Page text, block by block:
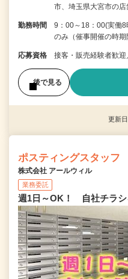
市、埼玉県大宮市の
勤務時間
9：00～18：00(実
のみ（催事開催の時期
応募資格 接客・販売経験者歓
後で見る
更新
ポスティングスタッフ
株式会社 アールウィル
業務委託
週1日～OK！ 自社チラシ